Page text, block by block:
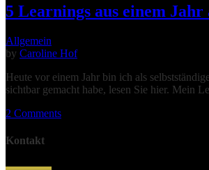
5 Learnings aus einem
Allgemein
by Caroline Hof
Heute vor einem Jahr bin ich als
sichtbar gemacht habe, lesen Sie hier. Mein
2 Comments
Kontakt